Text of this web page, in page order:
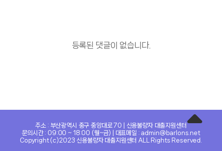
등록된 댓글이 없습니다.
주소 : 부산광역시 중구 중앙대로 70 | 신용불량자 대출지원센터
문의시간 : 09:00 ~ 18:00 (월~금) | 대표메일 : admin@barlons.net
Copyright (c)2023 신용불량자 대출지원센터 ALL Rights Reserved.